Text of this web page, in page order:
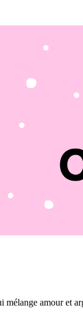
mélange amour et